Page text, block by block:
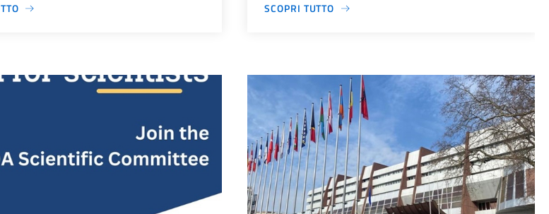
SCOPRI TUTTO